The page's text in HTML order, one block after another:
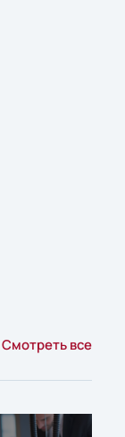
Смотреть все